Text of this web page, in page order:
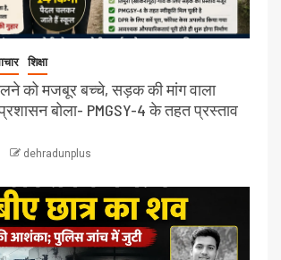
शिक्षा
को मजबूर बच्चे, सड़क की मांग वाला
बोला- PMGSY-4 के तहत प्रस्ताव
dehradunplus